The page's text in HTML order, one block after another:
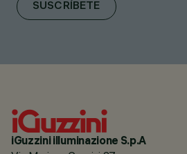
SUSCRÍBETE
iGuzzini illuminazione S.p.A